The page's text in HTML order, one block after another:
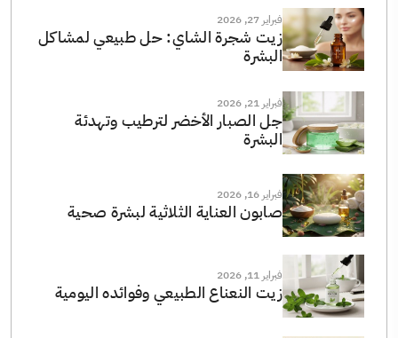
فبراير 27, 2026
زيت شجرة الشاي: حل طبيعي لمشاكل
البشرة
فبراير 21, 2026
جل الصبار الأخضر لترطيب وتهدئة
البشرة
فبراير 16, 2026
صابون العناية الثلاثية لبشرة صحية
فبراير 11, 2026
زيت النعناع الطبيعي وفوائده اليومية